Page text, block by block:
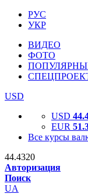
РУС
УКР
ВИДЕО
ФОТО
USD
USD
EUR
Все курсы
44.4320
Авторизация
Поиск
UA